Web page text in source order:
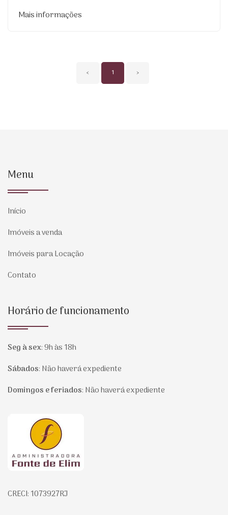
Mais informações
‹ 1 ›
Menu
Início
Imóveis a venda
Imóveis para Locação
Contato
Horário de funcionamento
Seg à sex:9h às 18h
Sábados: Não haverá expediente
Domingos e feriados: Não haverá expediente
Página inicial
CRECI: 1073927RJ